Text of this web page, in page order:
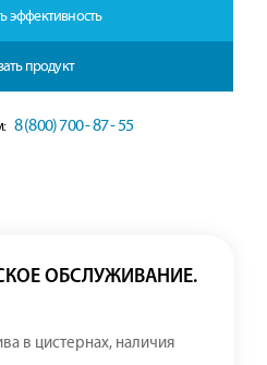
эффективность
продукт
8 (800) 700 - 87 - 55
ОБСЛУЖИВАНИЕ.
в цистернах, наличия